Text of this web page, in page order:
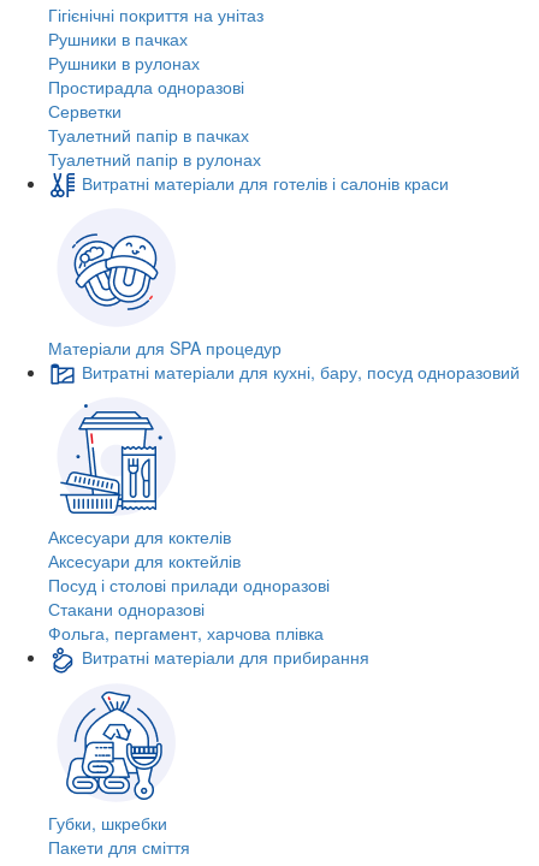
Гігієнічні покриття на унітаз
Рушники в пачках
Рушники в рулонах
Простирадла одноразові
Серветки
Туалетний папір в пачках
Туалетний папір в рулонах
Витратні матеріали для готелів і салонів краси
Матеріали для SPA процедур
Витратні матеріали для кухні, бару, посуд одноразовий
Аксесуари для коктелів
Аксесуари для коктейлів
Посуд і столові прилади одноразові
Стакани одноразові
Фольга, пергамент, харчова плівка
Витратні матеріали для прибирання
Губки, шкребки
Пакети для сміття